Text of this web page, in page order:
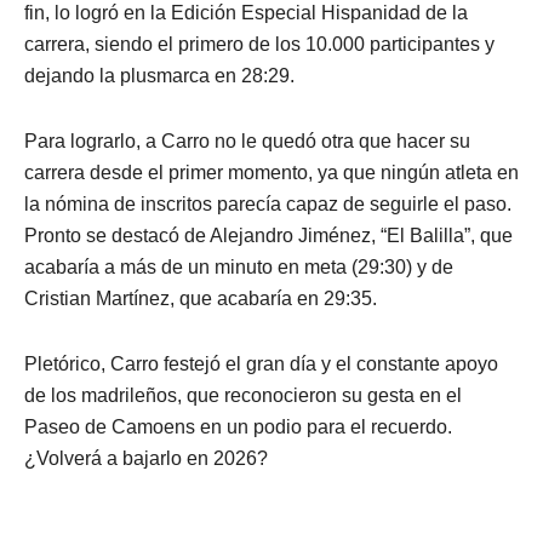
fin, lo logró en la Edición Especial Hispanidad de la
carrera, siendo el primero de los 10.000 participantes y
dejando la plusmarca en 28:29.
Para lograrlo, a Carro no le quedó otra que hacer su
carrera desde el primer momento, ya que ningún atleta en
la nómina de inscritos parecía capaz de seguirle el paso.
Pronto se destacó de Alejandro Jiménez, “El Balilla”, que
acabaría a más de un minuto en meta (29:30) y de
Cristian Martínez, que acabaría en 29:35.
Pletórico, Carro festejó el gran día y el constante apoyo
de los madrileños, que reconocieron su gesta en el
Paseo de Camoens en un podio para el recuerdo.
¿Volverá a bajarlo en 2026?